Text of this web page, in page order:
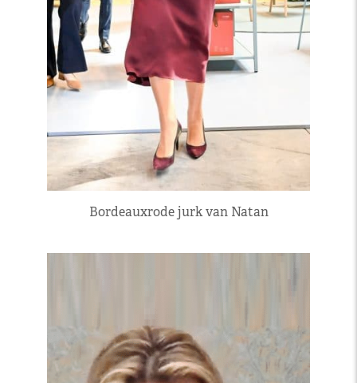
Bordeauxrode jurk van Natan